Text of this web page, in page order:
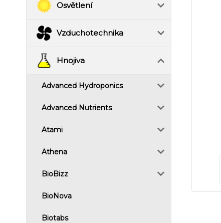
Osvětlení
Vzduchotechnika
Hnojiva
Advanced Hydroponics
Advanced Nutrients
Atami
Athena
BioBizz
BioNova
Biotabs